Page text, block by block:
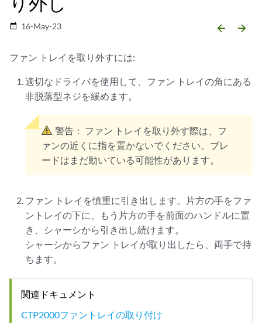
date_range 16-May-23 arrow_backward arrow_forward
ファン トレイを取り外すには:
適切なドライバを使用して、ファン トレイの角にある
非脱落型ネジを緩めます。
警告： ファン トレイを取り外す際は、フ
ァンの近くに指を置かないでください。ブレ
ードはまだ動いている可能性があります。
ファン トレイを慎重に引き出します。片方の手をファ
ントレイの下に、もう片方の手を前面のハンドルに置
き、シャーシから引き出し続けます。
シャーシからファン トレイが取り出したら、両手で持
ちます。
関連ドキュメント
CTP2000ファントレイの取り付け